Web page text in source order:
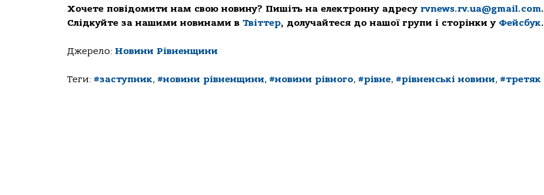
Хочете повідомити нам свою новину? Пишіть на електронну адресу rvnews.rv.ua@gmail.com.
Слідкуйте за нашими новинами в Твіттер, долучайтеся до нашої групи і сторінки у Фейсбук.
Джерело: Новини Рівненщини
Теги: #заступник, #новини рівненщини, #новини рівного, #рівне, #рівненські новини, #третяк